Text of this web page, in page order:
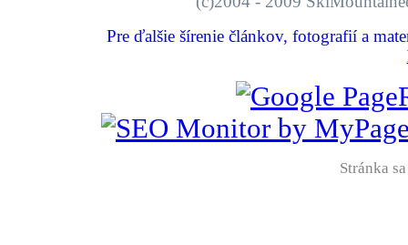
Pre ďalšie šírenie článkov, fotografií a
Stránka